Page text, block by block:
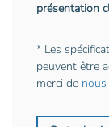
présentation
* Les
peuvent être
merci de